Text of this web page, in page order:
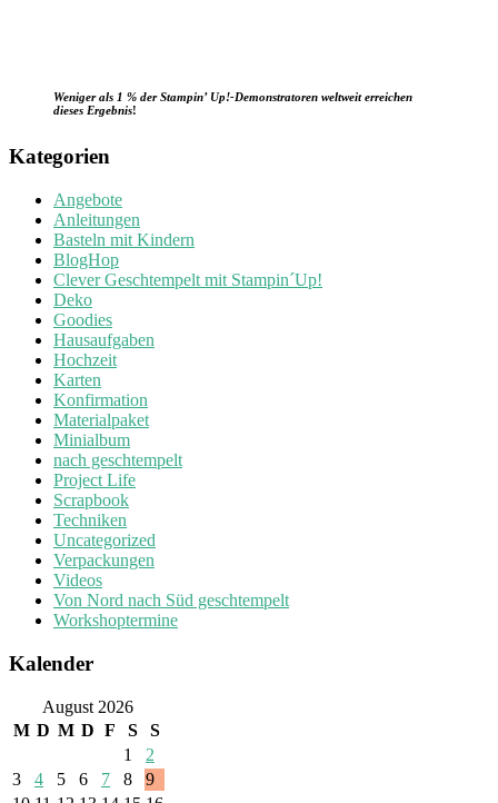
Weniger als 1 % der Stampin’ Up!-Demonstratoren weltweit erreichen
dieses Ergebnis!
Kategorien
Angebote
Anleitungen
Basteln mit Kindern
BlogHop
Clever Geschtempelt mit Stampin´Up!
Deko
Goodies
Hausaufgaben
Hochzeit
Karten
Konfirmation
Materialpaket
Minialbum
nach geschtempelt
Project Life
Scrapbook
Techniken
Uncategorized
Verpackungen
Videos
Von Nord nach Süd geschtempelt
Workshoptermine
Kalender
August 2026
M D M D F S
S
1
2
3
4 5 6 7 8
9